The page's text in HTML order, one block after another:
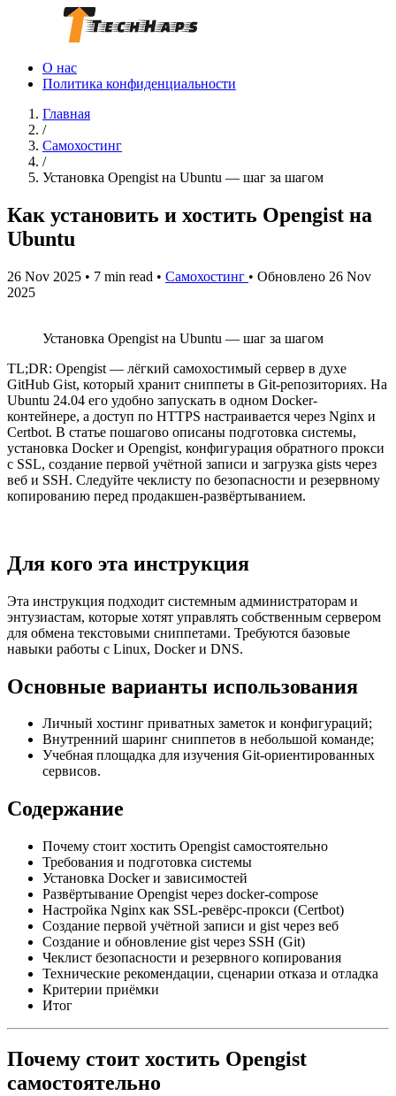
О нас
Политика конфиденциальности
Главная
/
Самохостинг
/
Установка Opengist на Ubuntu — шаг за шагом
Как установить и хостить Opengist на
Ubuntu
26 Nov 2025 • 7 min read • Самохостинг • Обновлено 26 Nov
2025
Установка Opengist на Ubuntu — шаг за шагом
TL;DR: Opengist — лёгкий самохостимый сервер в духе
GitHub Gist, который хранит сниппеты в Git-репозиториях. На
Ubuntu 24.04 его удобно запускать в одном Docker-
контейнере, а доступ по HTTPS настраивается через Nginx и
Certbot. В статье пошагово описаны подготовка системы,
установка Docker и Opengist, конфигурация обратного прокси
с SSL, создание первой учётной записи и загрузка gists через
веб и SSH. Следуйте чеклисту по безопасности и резервному
копированию перед продакшен-развёртыванием.
Для кого эта инструкция
Эта инструкция подходит системным администраторам и
энтузиастам, которые хотят управлять собственным сервером
для обмена текстовыми сниппетами. Требуются базовые
навыки работы с Linux, Docker и DNS.
Основные варианты использования
Личный хостинг приватных заметок и конфигураций;
Внутренний шаринг сниппетов в небольшой команде;
Учебная площадка для изучения Git-ориентированных
сервисов.
Содержание
Почему стоит хостить Opengist самостоятельно
Требования и подготовка системы
Установка Docker и зависимостей
Развёртывание Opengist через docker-compose
Настройка Nginx как SSL-ревёрс-прокси (Certbot)
Создание первой учётной записи и gist через веб
Создание и обновление gist через SSH (Git)
Чеклист безопасности и резервного копирования
Технические рекомендации, сценарии отказа и отладка
Критерии приёмки
Итог
Почему стоит хостить Opengist
самостоятельно